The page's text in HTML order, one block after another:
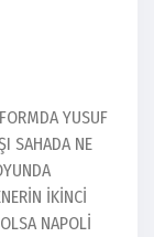
YUSUF
SAHADA NE
İKİNCİ
NAPOLİ